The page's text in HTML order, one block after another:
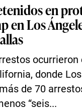
en
en Los
ocurrieron
donde
de 70
“seis...